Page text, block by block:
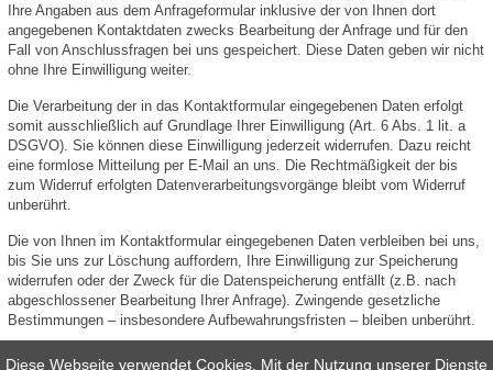
Ihre Angaben aus dem Anfrageformular inklusive der von Ihnen dort
angegebenen Kontaktdaten zwecks Bearbeitung der Anfrage und für den
Fall von Anschlussfragen bei uns gespeichert. Diese Daten geben wir nicht
ohne Ihre Einwilligung weiter.
Die Verarbeitung der in das Kontaktformular eingegebenen Daten erfolgt
somit ausschließlich auf Grundlage Ihrer Einwilligung (Art. 6 Abs. 1 lit. a
DSGVO). Sie können diese Einwilligung jederzeit widerrufen. Dazu reicht
eine formlose Mitteilung per E-Mail an uns. Die Rechtmäßigkeit der bis
zum Widerruf erfolgten Datenverarbeitungsvorgänge bleibt vom Widerruf
unberührt.
Die von Ihnen im Kontaktformular eingegebenen Daten verbleiben bei uns,
bis Sie uns zur Löschung auffordern, Ihre Einwilligung zur Speicherung
widerrufen oder der Zweck für die Datenspeicherung entfällt (z.B. nach
abgeschlossener Bearbeitung Ihrer Anfrage). Zwingende gesetzliche
Bestimmungen – insbesondere Aufbewahrungsfristen – bleiben unberührt.
Diese Webseite verwendet Cookies. Mit der Nutzung unserer Dienste